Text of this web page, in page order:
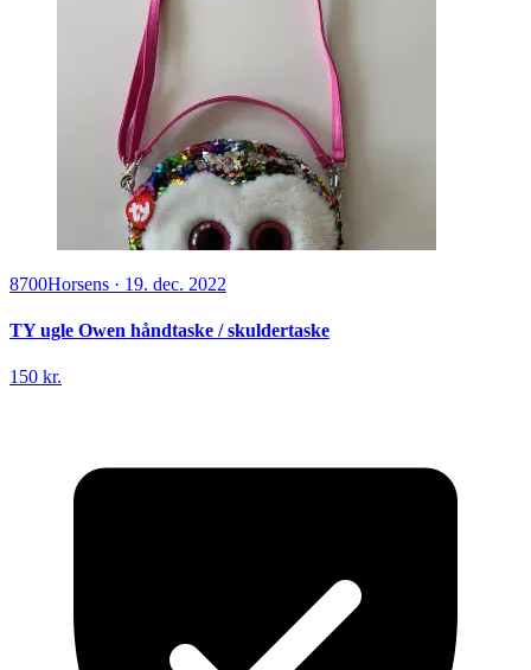
8700Horsens · 19. dec. 2022
TY ugle Owen håndtaske / skuldertaske
150 kr.